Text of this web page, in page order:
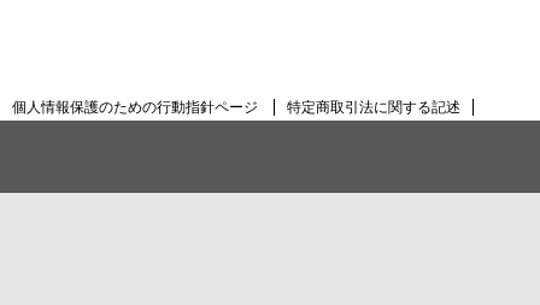
個人情報保護のための行動指針ページ 特定商取引法に関する記述